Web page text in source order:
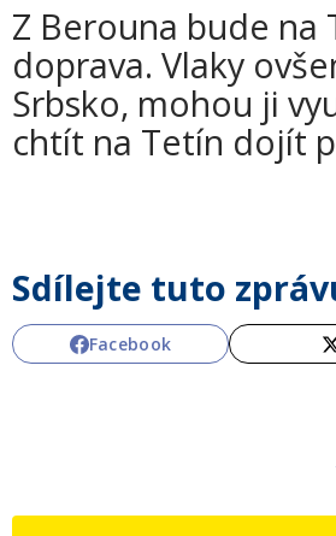
Z Berouna bude
doprava. Vlaky
Srbsko, mohou ji
chtít na Tetín dojít
Sdílejte tuto
Facebook